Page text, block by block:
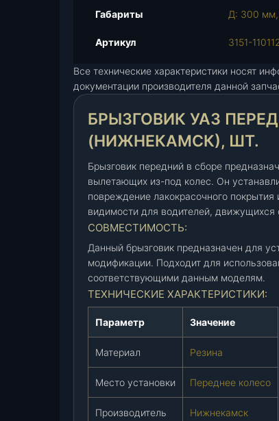
г
о
и
У
А
З
п
е
р
е
д
.
4
6
в
б
р
Габариты Д: 300
Артикул 3151-
Все технические характеристики носят
документации производителя данной
БРЫЗГОВИК УАЗ
(НИЖНЕКАМСК), ШТ.
Брызговик передний в сборе
вылетающих из-под колес. Он
повреждение лакокрасочного
видимости для водителей, движущихся
СОВМЕСТИМОСТЬ:
Данный брызговик предназначен для
модификации. Подходит для
соответствующими данным моделям.
ТЕХНИЧЕСКИЕ ХАРАКТЕРИСТИКИ:
Параметр Значение
Материал Резина
Место установки Переднее колесо
Производитель Нижнекамск